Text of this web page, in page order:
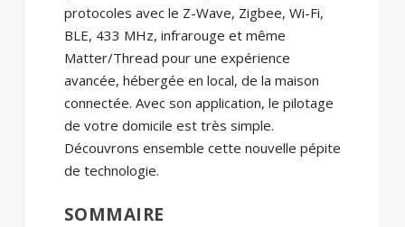
protocoles avec le Z-Wave, Zigbee, Wi-Fi,
BLE, 433 MHz, infrarouge et même
Matter/Thread pour une expérience
avancée, hébergée en local, de la maison
connectée. Avec son application, le pilotage
de votre domicile est très simple.
Découvrons ensemble cette nouvelle pépite
de technologie.
SOMMAIRE